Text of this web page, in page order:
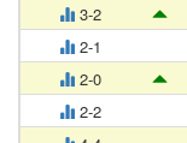
3-2
2-1
2-0
2-2